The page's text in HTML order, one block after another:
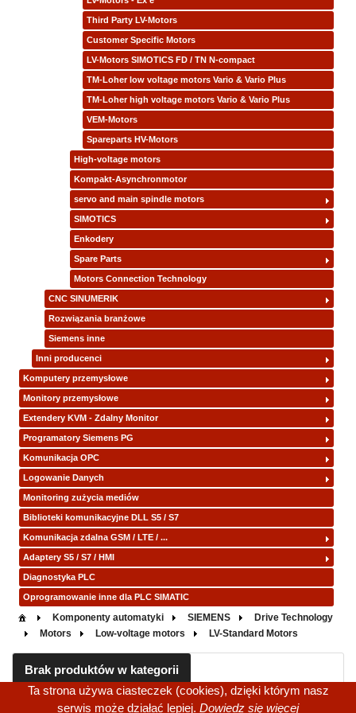
Third Party LV-Motors
Customer Specific Motors
LV-Motors SIMOTICS FD / TN N-compact
TM-Loher low voltage motors Vario & Vario Plus
TM-Loher high voltage motors Vario & Vario Plus
VEM-Motors
Spareparts HV-Motors
High-voltage motors
Kompakt-Asynchronmotor
servo and main spindle motors
SIMOTICS
Enkodery
Spare Parts
Motors Connection Technology
CNC SINUMERIK
Rozwiązania branżowe
Siemens inne
Inni producenci
Komputery przemysłowe
Monitory przemysłowe
Extendery KVM - Zdalny Monitor
Programatory Siemens PG
Komunikacja OPC
Logowanie Danych
Monitoring zużycia mediów
Biblioteki komunikacyjne DLL S5 / S7
Komunikacja zdalna GSM / LTE / ...
Adaptery S5 / S7 / HMI
Diagnostyka PLC
Oprogramowanie inne dla PLC SIMATIC
Komponenty automatyki SIEMENS
Drive Technology
Motors
Low-voltage motors LV-Standard Motors
Brak produktów w kategorii
Ta strona używa ciasteczek (cookies), dzięki którym nasz
serwis może działać lepiej. Dowiedz się więcej